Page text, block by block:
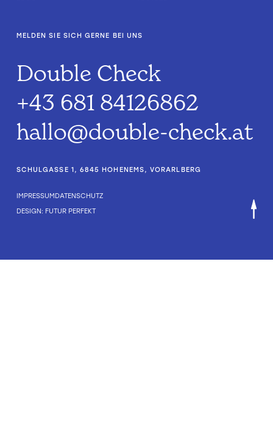
MELDEN SIE SICH GERNE BEI UNS
Double Check
+43 681 84126862
hallo@double-check.at
SCHULGASSE 1, 6845 HOHENEMS, VORARLBERG
IMPRESSUM DATENSCHUTZ
DESIGN: FUTUR PERFEKT